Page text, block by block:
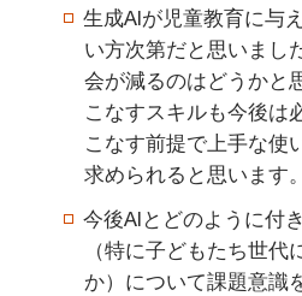
生成AIが児童教育に与
い方次第だと思いまし
会が減るのはどうかと
こなすスキルも今後は
こなす前提で上手な使
求められると思います。
今後AIとどのように付
（特に子どもたち世代
か）について課題意識